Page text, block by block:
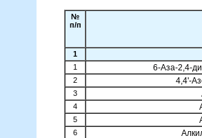
№
п/п
1
1
6-Аза-2,4-
2 4,4'-
3
4
5
6